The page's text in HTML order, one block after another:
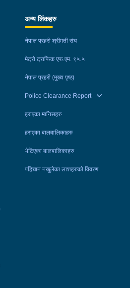
लगिएकोमा थप उपचारका लागि
चिकित्सकले मिनाराज नेपाली र मनोज
दुवै जनाको शव पोष्टमार्टमका लागि भेरी
संलग्न टिप्पर, टिप्पर चालक दाङ शान्तिनगर
शेरबहादुर थापा तथा मोटरसाइकल इलाका
छ।
अन्य लिंकहरु
नेपाल प्रहरी श्रीमती संघ
मेट्रो ट्राफिक एफ.एम. ९५.५
नेपाल प्रहरी (मुख्य पृष्ठ)
Police Clearance Report
हराएका मानिसहरु
हराएका बालबालिकाहरु
भेटिएका बालबालिकाहरु
पहिचान नखुलेका लाशहरुको विवरण